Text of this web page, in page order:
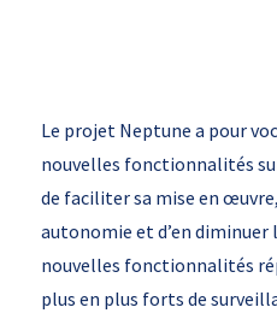
Le projet Neptune a pour
nouvelles fonctionnalités
de faciliter sa mise en
autonomie et d’en
nouvelles fonctionnalités
plus en plus forts de